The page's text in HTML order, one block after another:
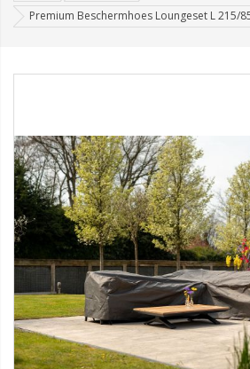
Premium Beschermhoes Loungeset L 215/